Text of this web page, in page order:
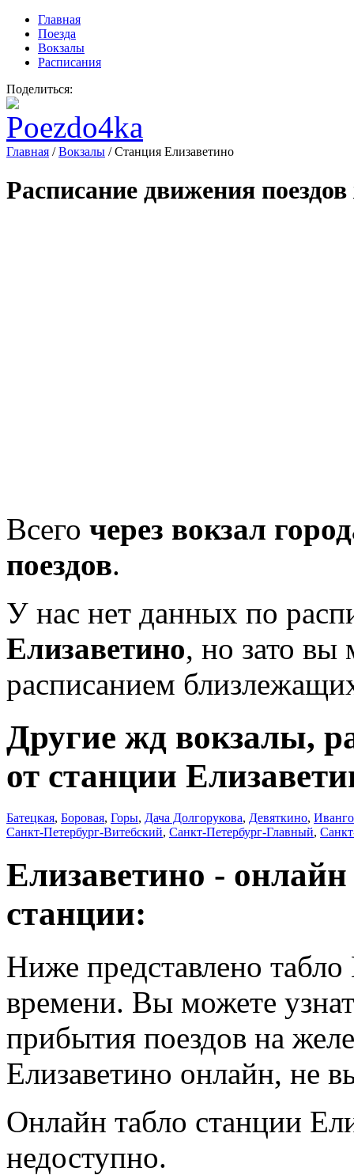
Главная
Поезда
Вокзалы
Расписания
Поделиться:
Главная /Вокзалы /Станция Елизаветино
Расписание движения
Всего через вокзал
поездов.
У нас нет данных по
Елизаветино, но зато вы
расписанием
Другие жд вокзалы,
от станции
Батецкая, Боровая, Горы, Дача Долгорукова, Девяткино,
Санкт-Петербург-Витебский, Санкт-Петербург-Главный,
Елизаветино -
станции:
Ниже представлено
времени. Вы можете
прибытия поездов на
Елизаветино онлайн, не
Онлайн табло станции
недоступно.